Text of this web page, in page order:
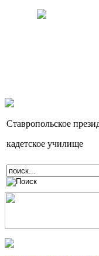
Ставропольское
кадетское училище